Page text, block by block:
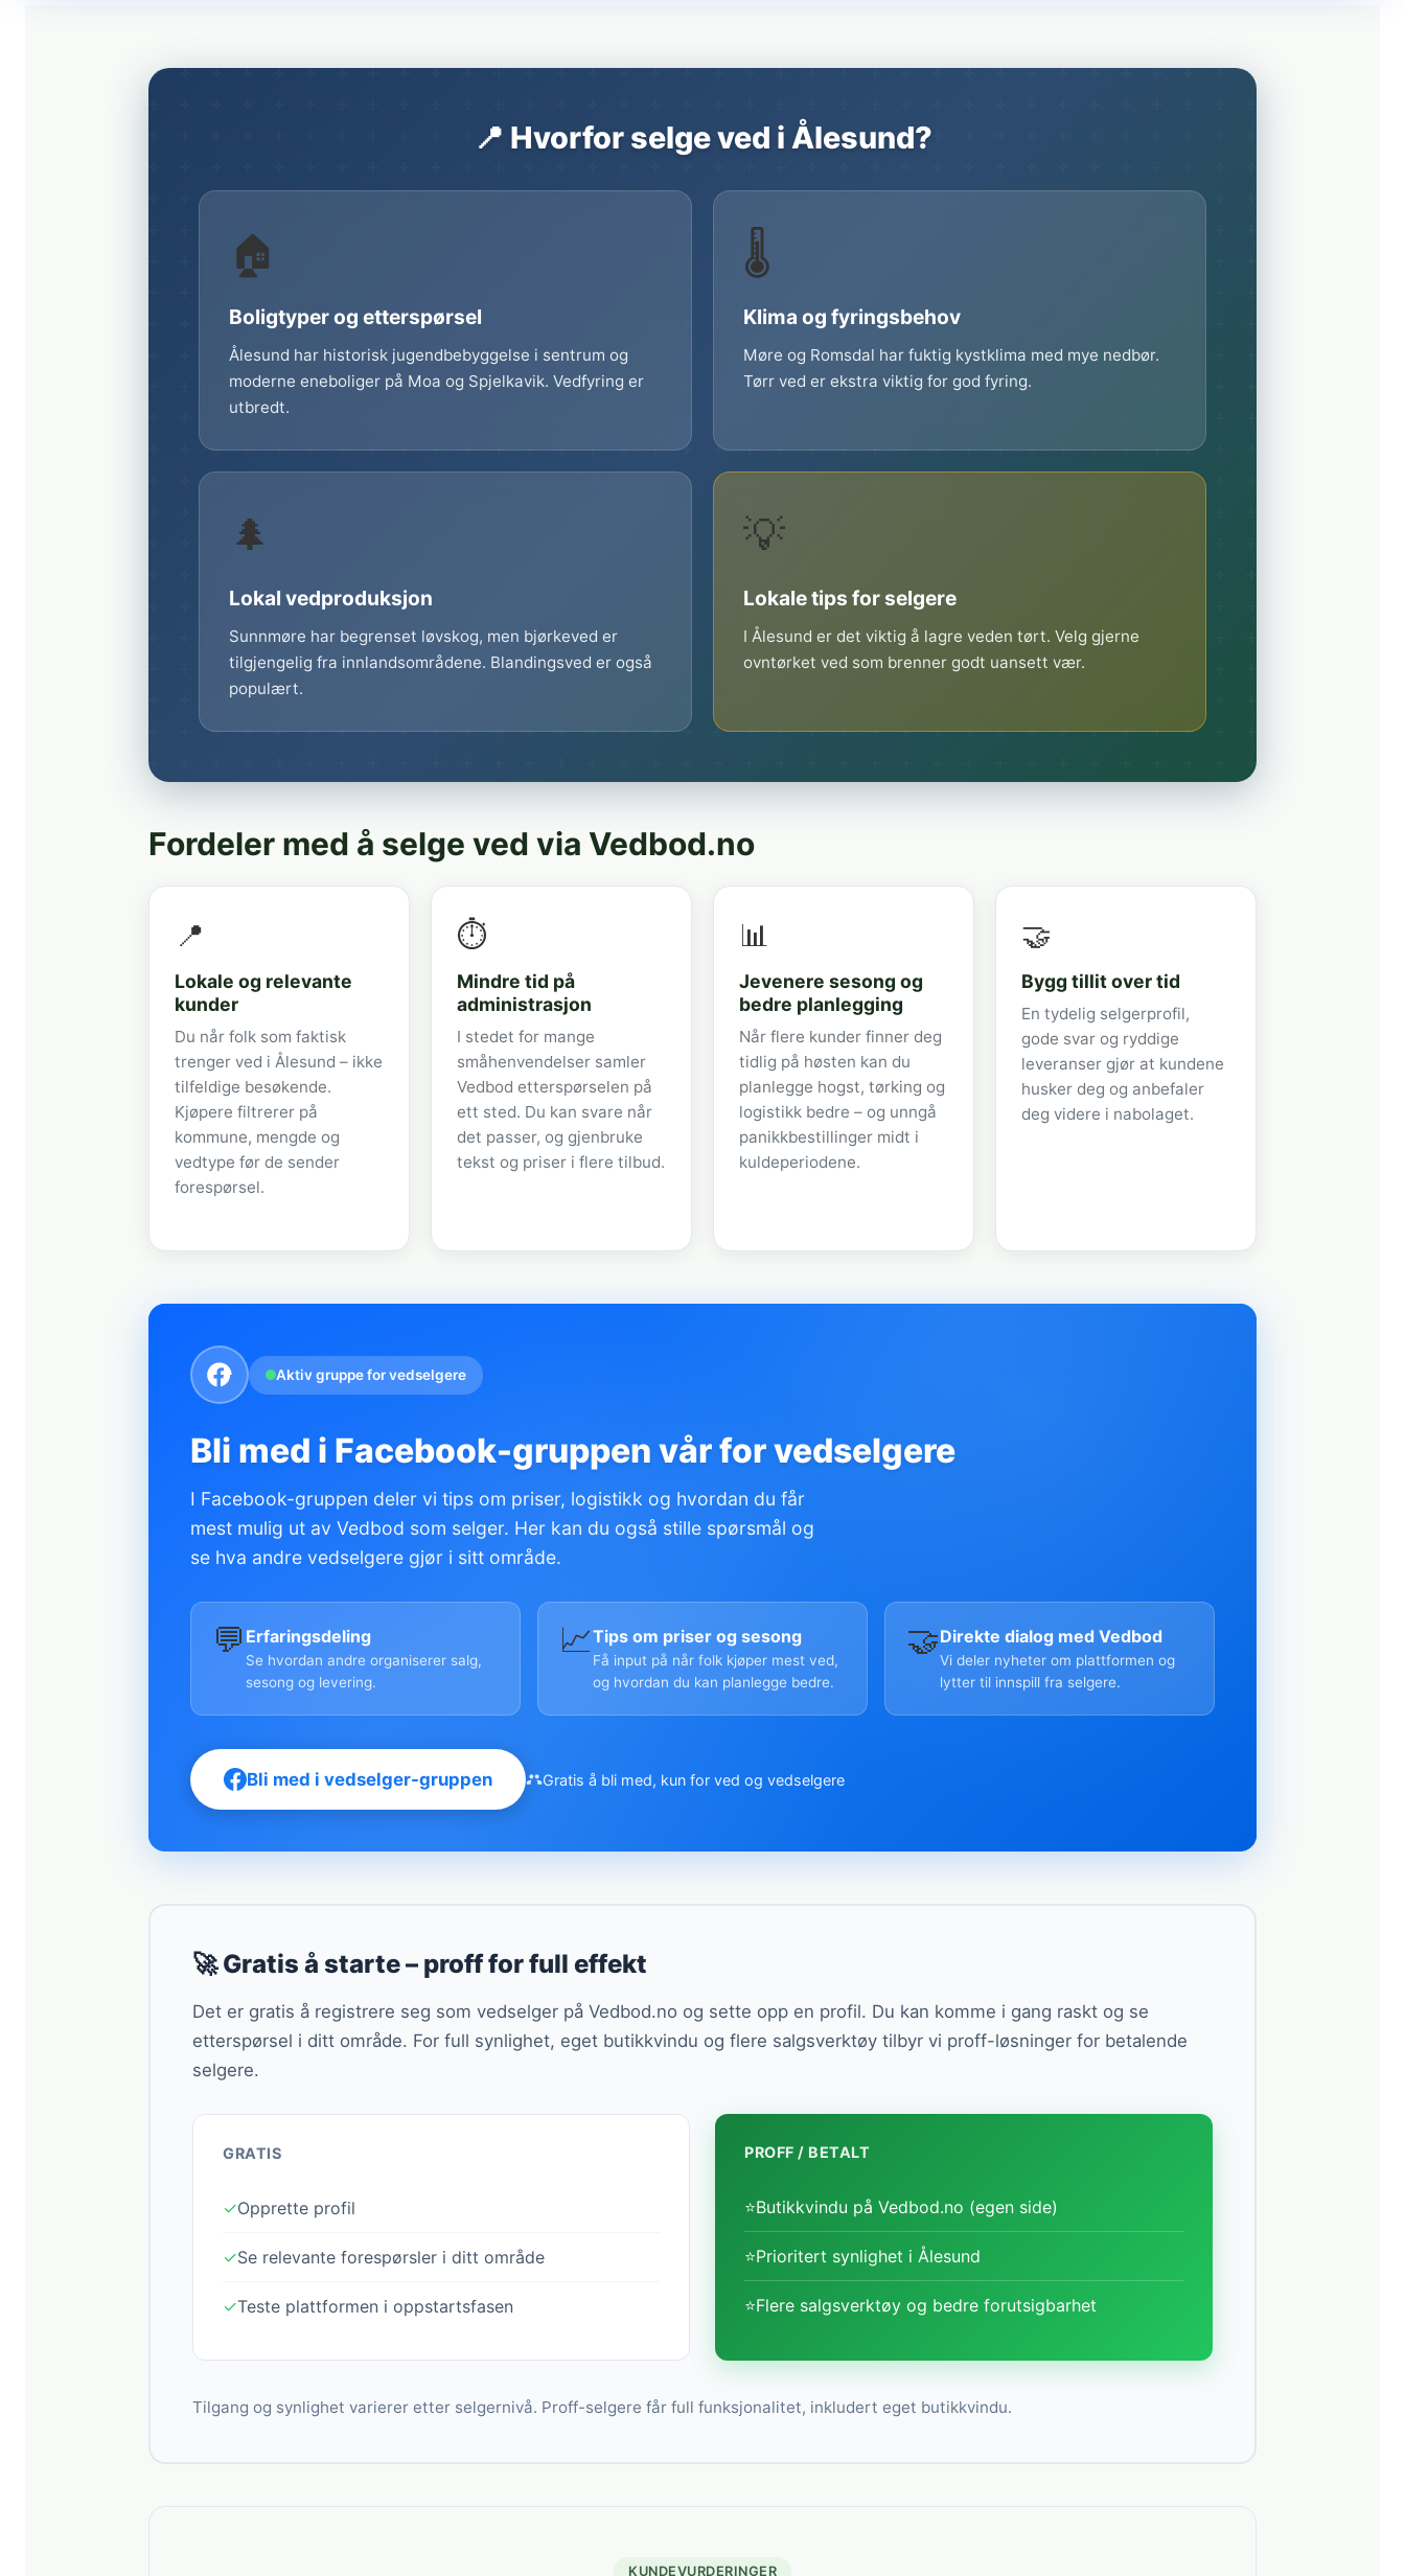
📍 Hvorfor selge ved i Ålesund?
🏠
Boligtyper og etterspørsel
Ålesund har historisk jugendbebyggelse i sentrum og
moderne eneboliger på Moa og Spjelkavik. Vedfyring er
utbredt.
🌡️
Klima og fyringsbehov
Møre og Romsdal har fuktig kystklima med mye nedbør.
Tørr ved er ekstra viktig for god fyring.
🌲
Lokal vedproduksjon
Sunnmøre har begrenset løvskog, men bjørkeved er
tilgjengelig fra innlandsområdene. Blandingsved er også
populært.
💡
Lokale tips for selgere
I Ålesund er det viktig å lagre veden tørt. Velg gjerne
ovntørket ved som brenner godt uansett vær.
Fordeler med å selge ved via Vedbod.no
📍
Lokale og relevante
kunder
Du når folk som faktisk
trenger ved i Ålesund – ikke
tilfeldige besøkende.
Kjøpere filtrerer på
kommune, mengde og
vedtype før de sender
forespørsel.
⏱️
Mindre tid på
administrasjon
I stedet for mange
småhenvendelser samler
Vedbod etterspørselen på
ett sted. Du kan svare når
det passer, og gjenbruke
tekst og priser i flere tilbud.
📊
Jevenere sesong og
bedre planlegging
Når flere kunder finner deg
tidlig på høsten kan du
planlegge hogst, tørking og
logistikk bedre – og unngå
panikkbestillinger midt i
kuldeperiodene.
🤝
Bygg tillit over tid
En tydelig selgerprofil,
gode svar og ryddige
leveranser gjør at kundene
husker deg og anbefaler
deg videre i nabolaget.
Aktiv gruppe for vedselgere
Bli med i Facebook-gruppen vår for vedselgere
I Facebook-gruppen deler vi tips om priser, logistikk og hvordan du får
mest mulig ut av Vedbod som selger. Her kan du også stille spørsmål og
se hva andre vedselgere gjør i sitt område.
💬 Erfaringsdeling
Se hvordan andre organiserer salg,
sesong og levering.
📈Tips om priser og sesong
Få input på når folk kjøper mest ved,
og hvordan du kan planlegge bedre.
🤝Direkte dialog med Vedbod
Vi deler nyheter om plattformen og
lytter til innspill fra selgere.
Bli med i vedselger-gruppen Gratis å bli med, kun for ved og vedselgere
🚀 Gratis å starte – proff for full effekt
Det er gratis å registrere seg som vedselger på Vedbod.no og sette opp en profil. Du kan komme i gang raskt og se
etterspørsel i ditt område. For full synlighet, eget butikkvindu og flere salgsverktøy tilbyr vi proff-løsninger for betalende
selgere.
GRATIS
✓Opprette profil
✓Se relevante forespørsler i ditt område
✓Teste plattformen i oppstartsfasen
PROFF / BETALT
⭐Butikkvindu på Vedbod.no (egen side)
⭐Prioritert synlighet i Ålesund
⭐Flere salgsverktøy og bedre forutsigbarhet
Tilgang og synlighet varierer etter selgernivå. Proff-selgere får full funksjonalitet, inkludert eget butikkvindu.
KUNDEVURDERINGER